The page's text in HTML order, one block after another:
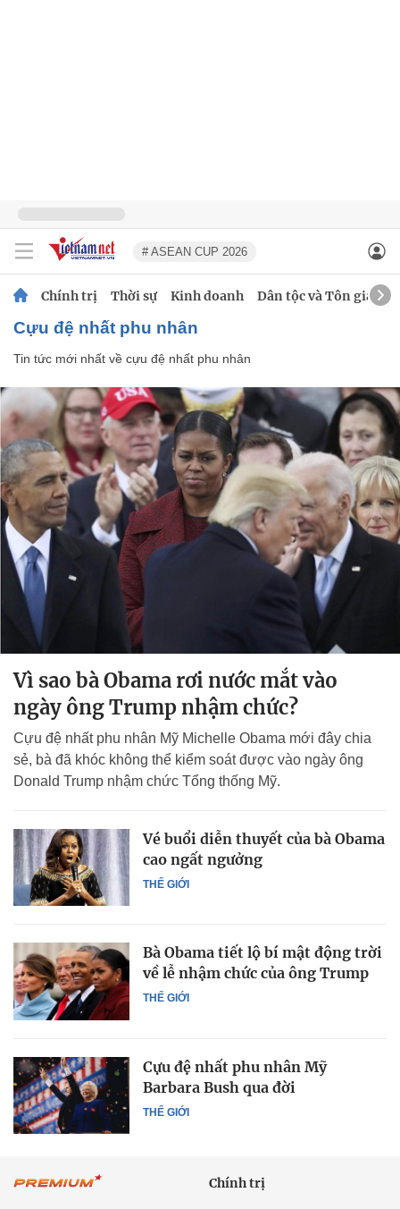
# ASEAN CUP 2026
Chính trị Thời sự Kinh doanh Dân tộc và Tôn giáo
cựu đệ nhất phu nhân
Tin tức mới nhất về cựu đệ nhất phu nhân
Vì sao bà Obama rơi nước mắt vào
ngày ông Trump nhậm chức?
Cựu đệ nhất phu nhân Mỹ Michelle Obama mới đây chia
sẻ, bà đã khóc không thể kiểm soát được vào ngày ông
Donald Trump nhậm chức Tổng thống Mỹ.
THẾ GIỚI
Vé buổi diễn thuyết của bà Obama
cao ngất ngưởng
THẾ GIỚI
Bà Obama tiết lộ bí mật động trời
về lễ nhậm chức của ông Trump
THẾ GIỚI
Cựu đệ nhất phu nhân Mỹ
Barbara Bush qua đời
Chính trị